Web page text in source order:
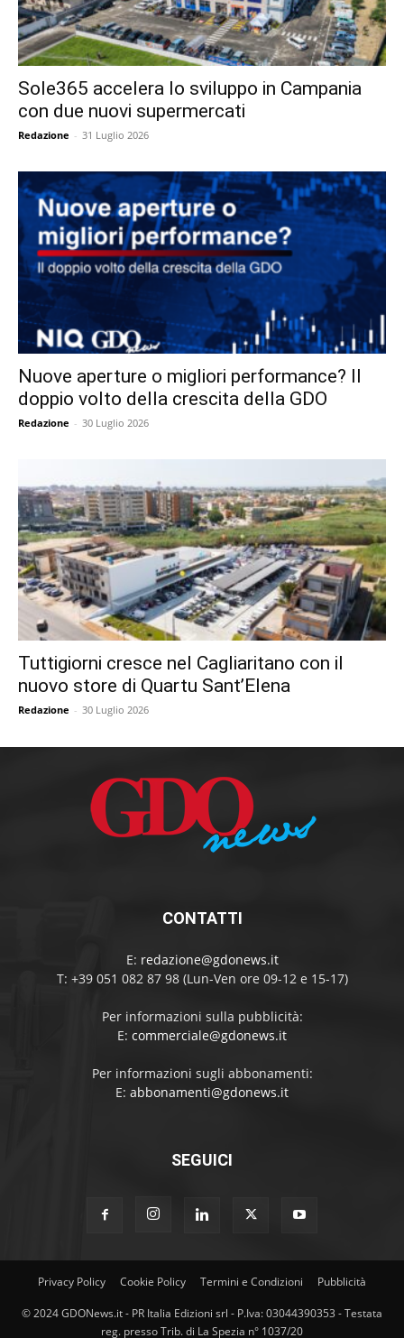
Sole365 accelera lo sviluppo in Campania
con due nuovi supermercati
Redazione - 31 Luglio 2026
Nuove aperture o migliori performance? Il
doppio volto della crescita della GDO
Redazione - 30 Luglio 2026
Tuttigiorni cresce nel Cagliaritano con il
nuovo store di Quartu Sant’Elena
Redazione - 30 Luglio 2026
CONTATTI
E: redazione@gdonews.it
T: +39 051 082 87 98 (Lun-Ven ore 09-12 e 15-17)
Per informazioni sulla pubblicità:
E: commerciale@gdonews.it
Per informazioni sugli abbonamenti:
E: abbonamenti@gdonews.it
SEGUICI
Privacy Policy Cookie Policy Termini e Condizioni Pubblicità
© 2024 GDONews.it - PR Italia Edizioni srl - P.Iva: 03044390353 - Testata
reg. presso Trib. di La Spezia n° 1037/20